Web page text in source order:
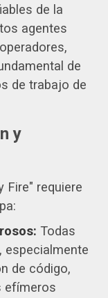
de la
agentes
de
de trabajo de
y
Fire" requiere
Todas
especialmente
de código,
efímeros